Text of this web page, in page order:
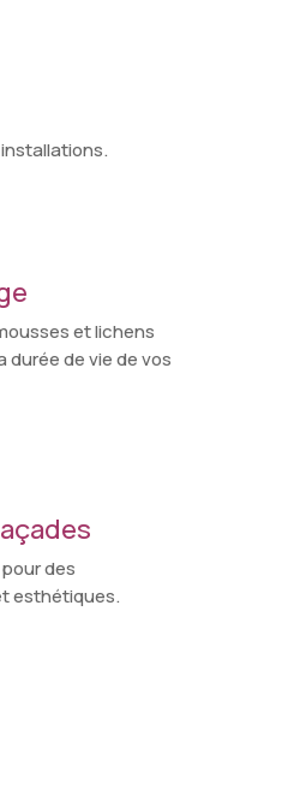
etlichens
duréedeviedevos
pourdes
esthétiques.